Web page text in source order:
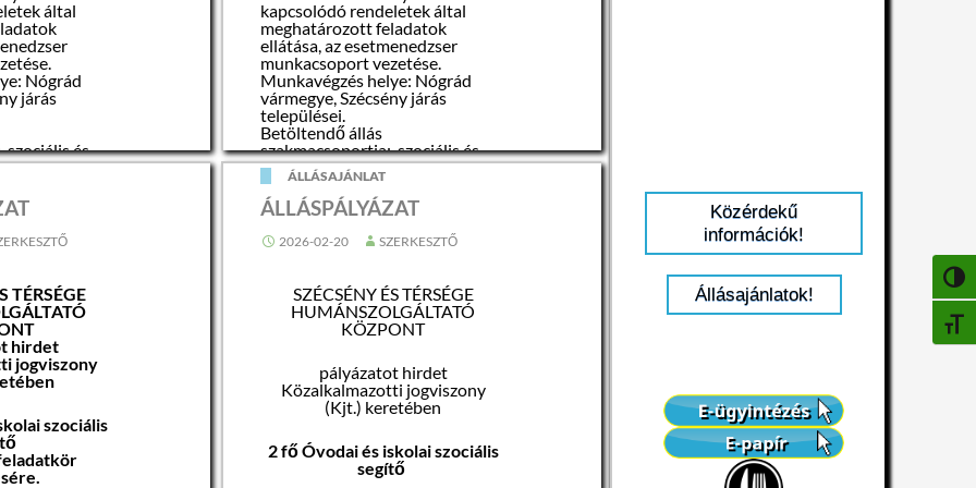
által
Nógrád
járás
és
Szociális
egység
teljes
óra), Teljes
kapcsolódó rendeletek által
meghatározott feladatok
ellátása, az esetmenedzser
munkacsoport vezetése.
Munkavégzés helye: Nógrád
vármegye, Szécsény járás
települései.
Betöltendő állás
szakmacsoportja: szociális és
gyámügy
FEOR besorolás: 1324 Szociális
tevékenységet folytató egység
vezetője
Betöltendő állás munkakörének
szakterülete
Középvezetői
Betöltendő állás
jogviszonya: Közalkalmazotti
jogviszony (Kjt.)
munkaideje, munkarendje,
formája:
Határozott, 40 óra, teljes
munkaidő
TÉRSÉGE
hirdet
jogviszony
szociális
ÁLLÁSAJÁNLAT
ÁLLÁSPÁLYÁZAT
2026-02-20 SZERKESZTŐ
SZÉCSÉNY ÉS TÉRSÉGE
HUMÁNSZOLGÁLTATÓ
KÖZPONT
pályázatot hirdet
Közalkalmazotti jogviszony
(Kjt.) keretében
2 fő Óvodai és iskolai szociális
segítő
Közérdekű
információk!
Állásajánlatok!